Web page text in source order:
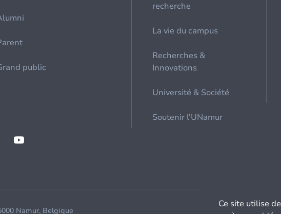
public
recherche
La vie du campus
Recherches &
Innovations
Université & Société
Soutenir l'UNamur
Namur, Belgique
Ce site utilise